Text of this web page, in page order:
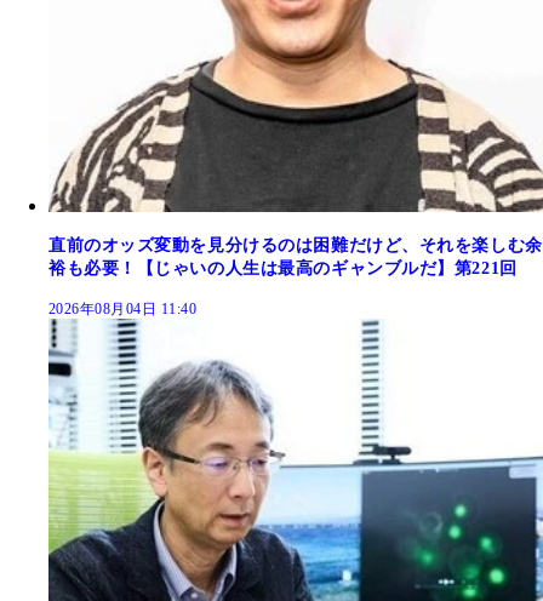
直前のオッズ変動を見分けるのは困難だけど、それを楽しむ余
裕も必要！【じゃいの人生は最高のギャンブルだ】第221回
2026年08月04日 11:40